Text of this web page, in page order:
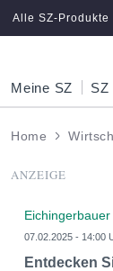
Zum Hauptinhalt
Alle SZ-Produkte
Meine SZ SZ
Home
ANZEIGE
Eichingerbauer
07.02.2025 - 14:00
Entdecken